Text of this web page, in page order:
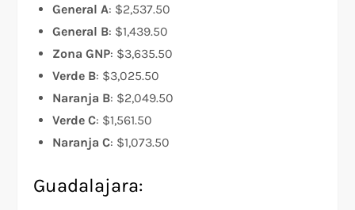
General A: $2,537.50
General B: $1,439.50
Zona GNP: $3,635.50
Verde B: $3,025.50
Naranja B: $2,049.50
Verde C: $1,561.50
Naranja C: $1,073.50
Guadalajara: